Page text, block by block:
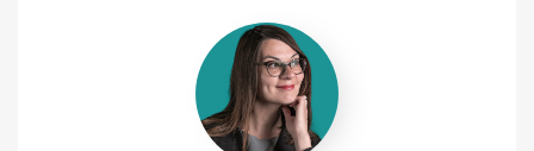
Daria
Viktorova